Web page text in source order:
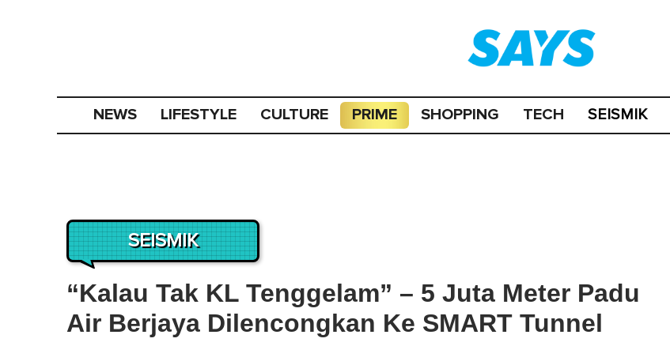
NEWS LIFESTYLE CULTURE PRIME SHOPPING TECH SEISMIK
SEISMIK
“Kalau Tak KL Tenggelam” – 5 Juta Meter Padu
Air Berjaya Dilencongkan Ke SMART Tunnel